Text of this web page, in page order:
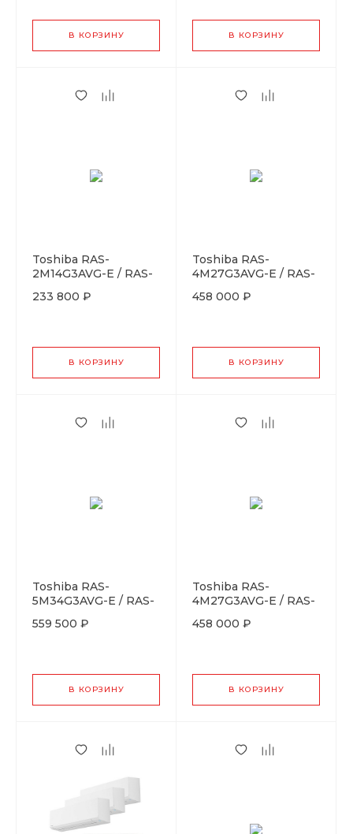
В КОРЗИНУ В КОРЗИНУ
Toshiba RAS-
2M14G3AVG-E / RAS-
233 800 ₽
В КОРЗИНУ
Toshiba RAS-
4M27G3AVG-E / RAS-
458 000 ₽
В КОРЗИНУ
Toshiba RAS-
5M34G3AVG-E / RAS-
559 500 ₽
В КОРЗИНУ
Toshiba RAS-
4M27G3AVG-E / RAS-
458 000 ₽
В КОРЗИНУ